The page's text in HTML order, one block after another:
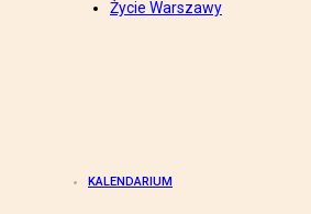
Życie Warszawy
KALENDARIUM